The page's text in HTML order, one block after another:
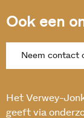
Ook een
Neem contact
Het Verwey-
geeft via